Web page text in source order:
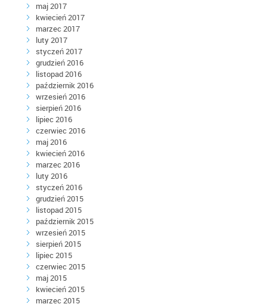
maj 2017
kwiecień 2017
marzec 2017
luty 2017
styczeń 2017
grudzień 2016
listopad 2016
październik 2016
wrzesień 2016
sierpień 2016
lipiec 2016
czerwiec 2016
maj 2016
kwiecień 2016
marzec 2016
luty 2016
styczeń 2016
grudzień 2015
listopad 2015
październik 2015
wrzesień 2015
sierpień 2015
lipiec 2015
czerwiec 2015
maj 2015
kwiecień 2015
marzec 2015